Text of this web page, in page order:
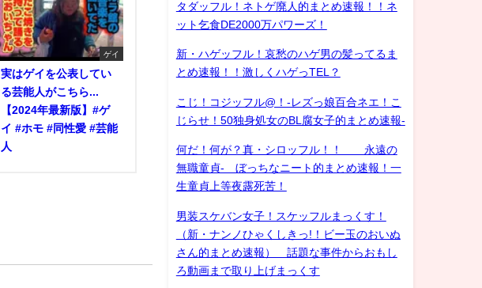
ゲイ
実はゲイを公表してい
る芸能人がこちら...
【2024年最新版】#ゲ
イ #ホモ #同性愛 #芸能
人
タダッフル！ネトゲ廃人的まとめ速報！！ネ
ット乞食DE2000万パワーズ！
新・ハゲッフル！哀愁のハゲ男の髪ってるま
とめ速報！！激しくハゲっTEL？
こじ！コジッフル@！-レズっ娘百合ネエ！こ
じらせ！50独身処女のBL腐女子的まとめ速報-
何だ！何が？真・シロッフル！！ 永遠の
無職童貞- ぼっちなニート的まとめ速報！一
生童貞上等夜露死苦！
男装スケバン女子！スケッフルまっくす！
（新・ナンノひゃくしきっ!！ビー玉のおいぬ
さん的まとめ速報） 話題な事件からおもし
ろ動画まで取り上げまっくす